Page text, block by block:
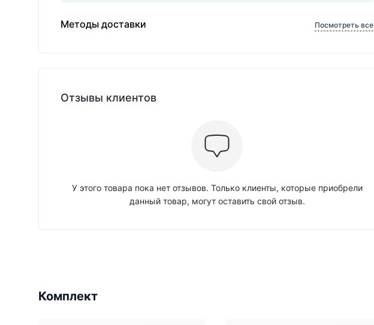
Методы доставки Посмотреть все
Отзывы клиентов
У этого товара пока нет отзывов. Только клиенты, которые приобрели
данный товар, могут оставить свой отзыв.
Комплект